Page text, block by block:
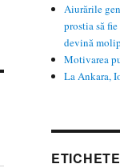
Aiurările
prostia să
devină
Motivarea
La Ankara,
ETICHETE